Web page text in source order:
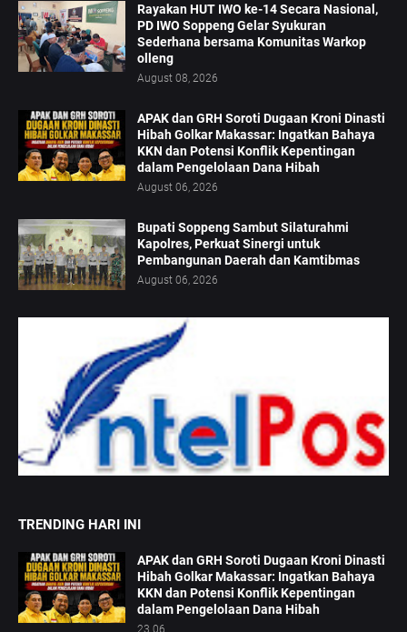
Rayakan HUT IWO ke-14 Secara Nasional,
PD IWO Soppeng Gelar Syukuran
Sederhana bersama Komunitas Warkop
olleng
August 08, 2026
APAK dan GRH Soroti Dugaan Kroni Dinasti
Hibah Golkar Makassar: Ingatkan Bahaya
KKN dan Potensi Konflik Kepentingan
dalam Pengelolaan Dana Hibah
August 06, 2026
Bupati Soppeng Sambut Silaturahmi
Kapolres, Perkuat Sinergi untuk
Pembangunan Daerah dan Kamtibmas
August 06, 2026
TRENDING HARI INI
APAK dan GRH Soroti Dugaan Kroni Dinasti
Hibah Golkar Makassar: Ingatkan Bahaya
KKN dan Potensi Konflik Kepentingan
dalam Pengelolaan Dana Hibah
23.06